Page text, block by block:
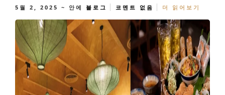
5월 2, 2025 ~ 안에 블로그 코멘트 없음 더 읽어보기